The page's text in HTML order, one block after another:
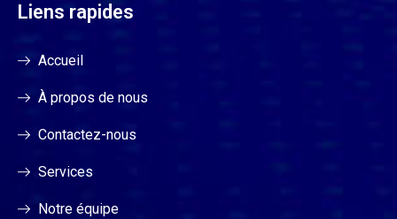
Liens rapides
Accueil
À propos de nous
Contactez-nous
Services
Notre équipe